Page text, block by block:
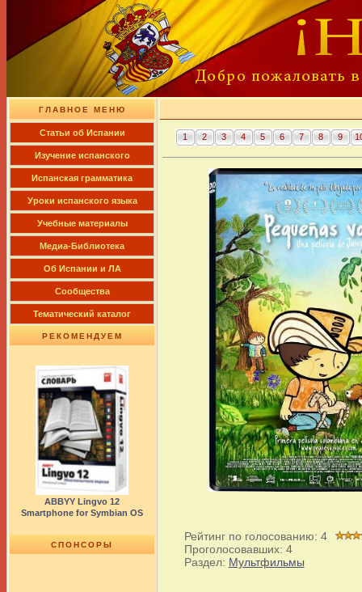
ГЛАВНОЕ МЕНЮ
Cтатьи об Испании
Изучение испанского
Испанская грамматика
Уроки испанского языка
Учебные материалы
Медиа-Библиотека
Об Испании и ЛА
Сообщества
Тематический каталог
РЕКОМЕНДУЕМ
ABBYY Lingvo 12
Smartphone for Symbian OS
СПОНСОРЫ
1 2 3 4 5 6 7 8 9
Рейтинг по голосованию: 4
Проголосовавших: 4
Раздел: Мультфильмы